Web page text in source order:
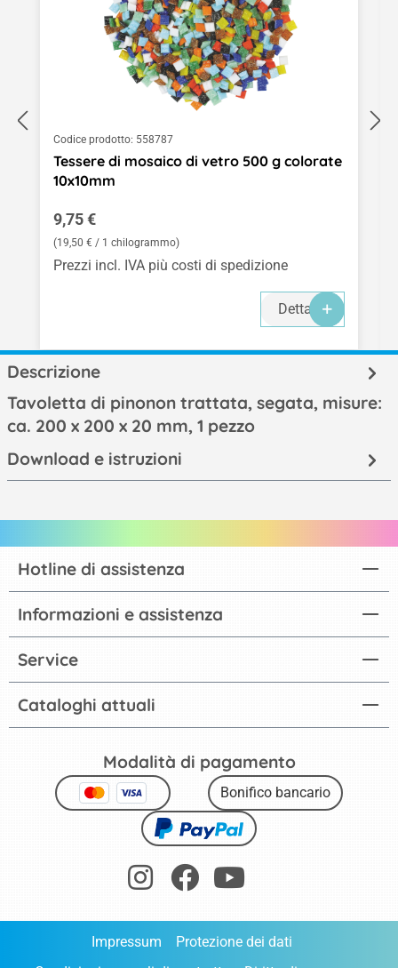
Codice prodotto: 558787
Tessere di mosaico di vetro 500 g colorate
10x10mm
Prezzo normale:
9,75 €
(19,50 € / 1 chilogrammo)
Prezzi incl. IVA più costi di spedizione
Dettagli
Descrizione
Tavoletta di pinonon trattata, segata, misure:
ca. 200 x 200 x 20 mm, 1 pezzo
Download e istruzioni
Cataloghi attuali
Hotline di assistenza
Informazioni e assistenza
Service
Modalità di pagamento
Bonifico bancario
Impressum
Protezione dei dati